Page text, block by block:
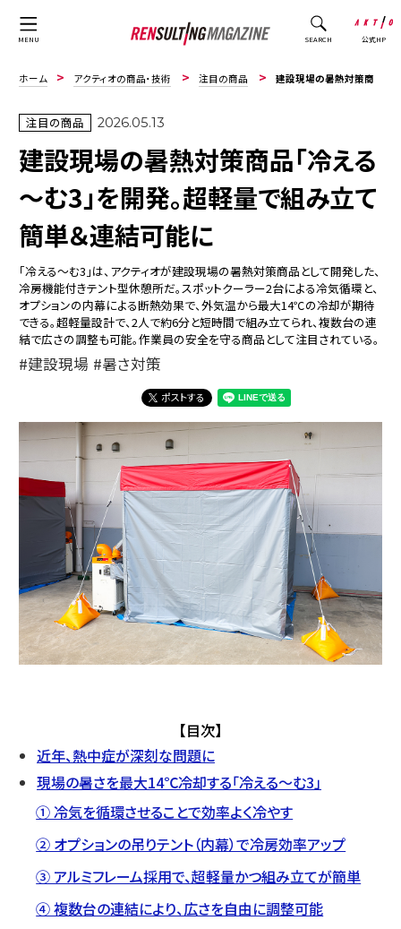
MENU SEARCH 公式HP
ホーム アクティオの商品・技術 注目の商品 建設現場の暑熱対策商品「冷える～む3」を開発。超軽量で組み立て簡単＆連結可能に
注目の商品 2026.05.13
建設現場の暑熱対策商品「冷える
～む3」を開発。超軽量で組み立て
簡単＆連結可能に
「冷える～む3」は、アクティオが建設現場の暑熱対策商品として開発した、
冷房機能付きテント型休憩所だ。スポットクーラー2台による冷気循環と、
オプションの内幕による断熱効果で、外気温から最大14℃の冷却が期待
できる。超軽量設計で、2人で約6分と短時間で組み立てられ、複数台の連
結で広さの調整も可能。作業員の安全を守る商品として注目されている。
建設現場 暑さ対策
ポストする
【目次】
近年、熱中症が深刻な問題に
現場の暑さを最大14℃冷却する「冷える～む3」
① 冷気を循環させることで効率よく冷やす
② オプションの吊りテント（内幕）で冷房効率アップ
③ アルミフレーム採用で、超軽量かつ組み立てが簡単
④ 複数台の連結により、広さを自由に調整可能